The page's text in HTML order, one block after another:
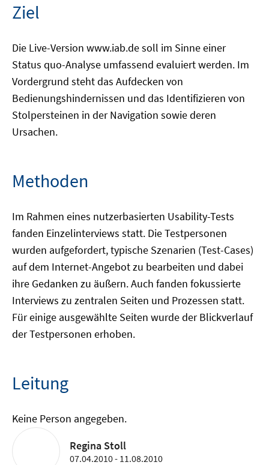
Ziel
Die Live-Version www.iab.de soll im Sinne einer
Status quo-Analyse umfassend evaluiert werden. Im
Vordergrund steht das Aufdecken von
Bedienungshindernissen und das Identifizieren von
Stolpersteinen in der Navigation sowie deren
Ursachen.
Methoden
Im Rahmen eines nutzerbasierten Usability-Tests
fanden Einzelinterviews statt. Die Testpersonen
wurden aufgefordert, typische Szenarien (Test-Cases)
auf dem Internet-Angebot zu bearbeiten und dabei
ihre Gedanken zu äußern. Auch fanden fokussierte
Interviews zu zentralen Seiten und Prozessen statt.
Für einige ausgewählte Seiten wurde der Blickverlauf
der Testpersonen erhoben.
Leitung
Keine Person angegeben.
Regina Stoll
07.04.2010 - 11.08.2010